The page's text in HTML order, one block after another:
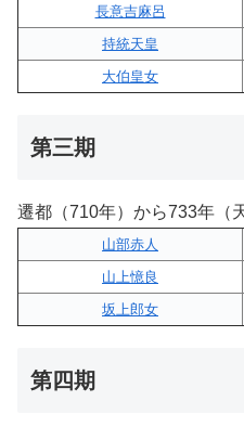
長意吉麻呂
持統天皇
大伯皇女
第三期
遷都（710年）から733年（
山部赤人
山上憶良
坂上郎女
第四期